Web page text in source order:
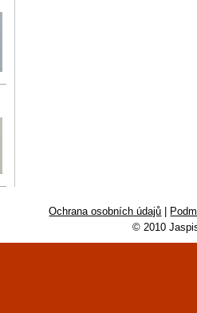
Ochrana osobních údajů
© 2010